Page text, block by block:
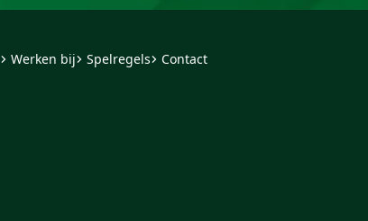
Werken bij Spelregels Contact